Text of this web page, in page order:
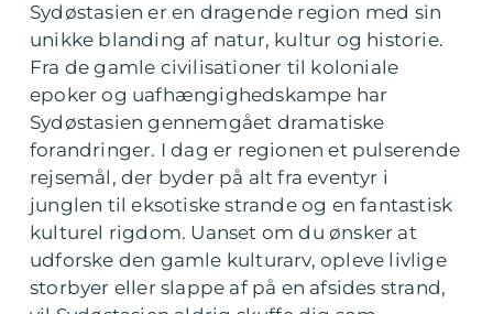
Sydøstasien er en dragende region med sin
unikke blanding af natur, kultur og historie.
Fra de gamle civilisationer til koloniale
epoker og uafhængighedskampe har
Sydøstasien gennemgået dramatiske
forandringer. I dag er regionen et pulserende
rejsemål, der byder på alt fra eventyr i
junglen til eksotiske strande og en fantastisk
kulturel rigdom. Uanset om du ønsker at
udforske den gamle kulturarv, opleve livlige
storbyer eller slappe af på en afsides strand,